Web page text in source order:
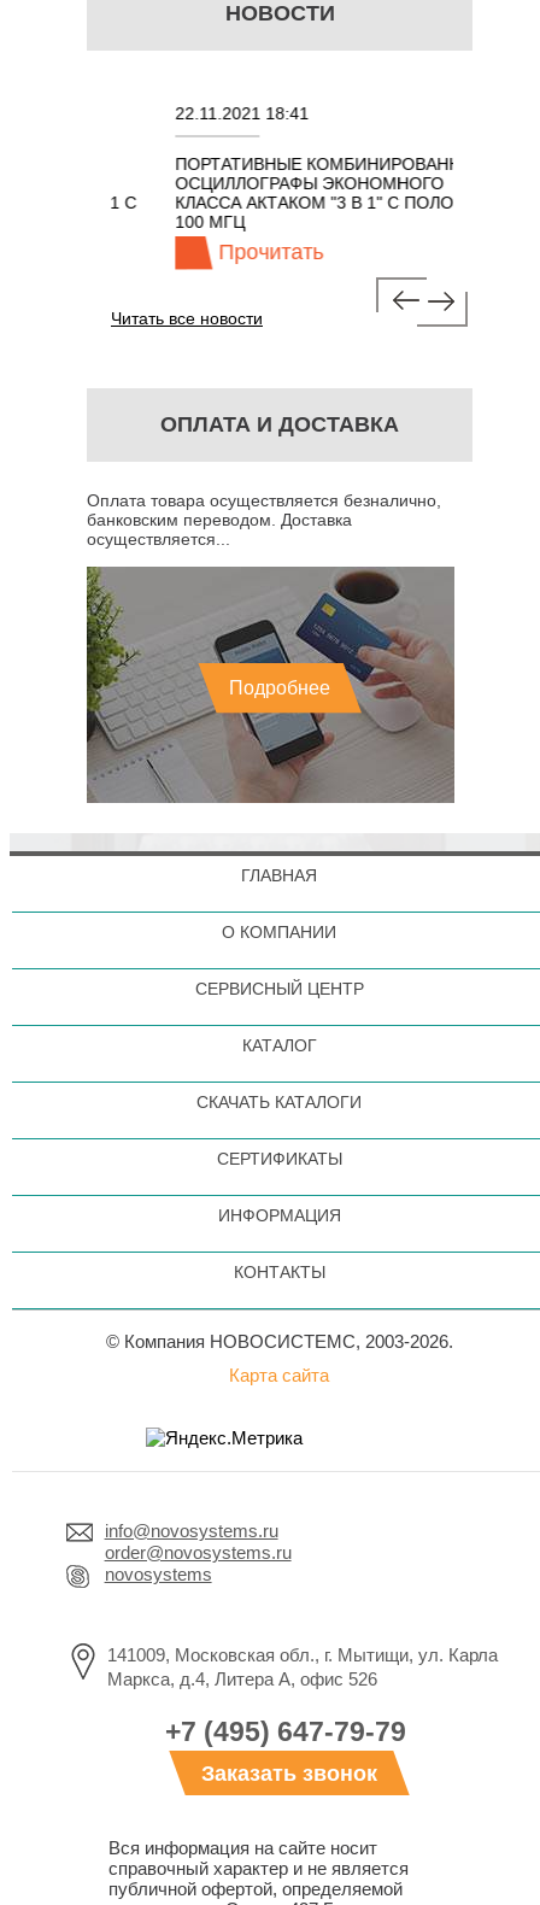
НОВОСТИ
22.11.2021 18:41
ПОРТАТИВНЫЕ КОМБИНИРОВАННЫЕ
ОСЦИЛЛОГРАФЫ ЭКОНОМНОГО
КЛАССА АКТАКОМ "3 В 1" С ПОЛОСОЙ
100 МГЦ
Прочитать
Читать все новости
ОПЛАТА И ДОСТАВКА
Оплата товара осуществляется безналично,
банковским переводом. Доставка
осуществляется...
Подробнее
ГЛАВНАЯ
О КОМПАНИИ
СЕРВИСНЫЙ ЦЕНТР
КАТАЛОГ
СКАЧАТЬ КАТАЛОГИ
СЕРТИФИКАТЫ
ИНФОРМАЦИЯ
КОНТАКТЫ
© Компания НОВОСИСТЕМС, 2003-2026.
Карта сайта
info@novosystems.ru
order@novosystems.ru
novosystems
141009, Московская обл., г. Мытищи, ул. Карла
Маркса, д.4, Литера А, офис 526
+7 (495) 647-79-79
Заказать звонок
Вся информация на сайте носит
справочный характер и не является
публичной офертой, определяемой